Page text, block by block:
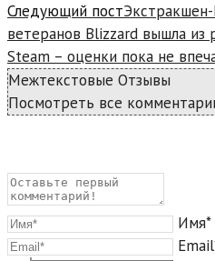
Следующий постЭкстракшен-
ветеранов Blizzard вышла из
Steam – оценки пока не
Межтекстовые Отзывы
Посмотреть все
Имя*